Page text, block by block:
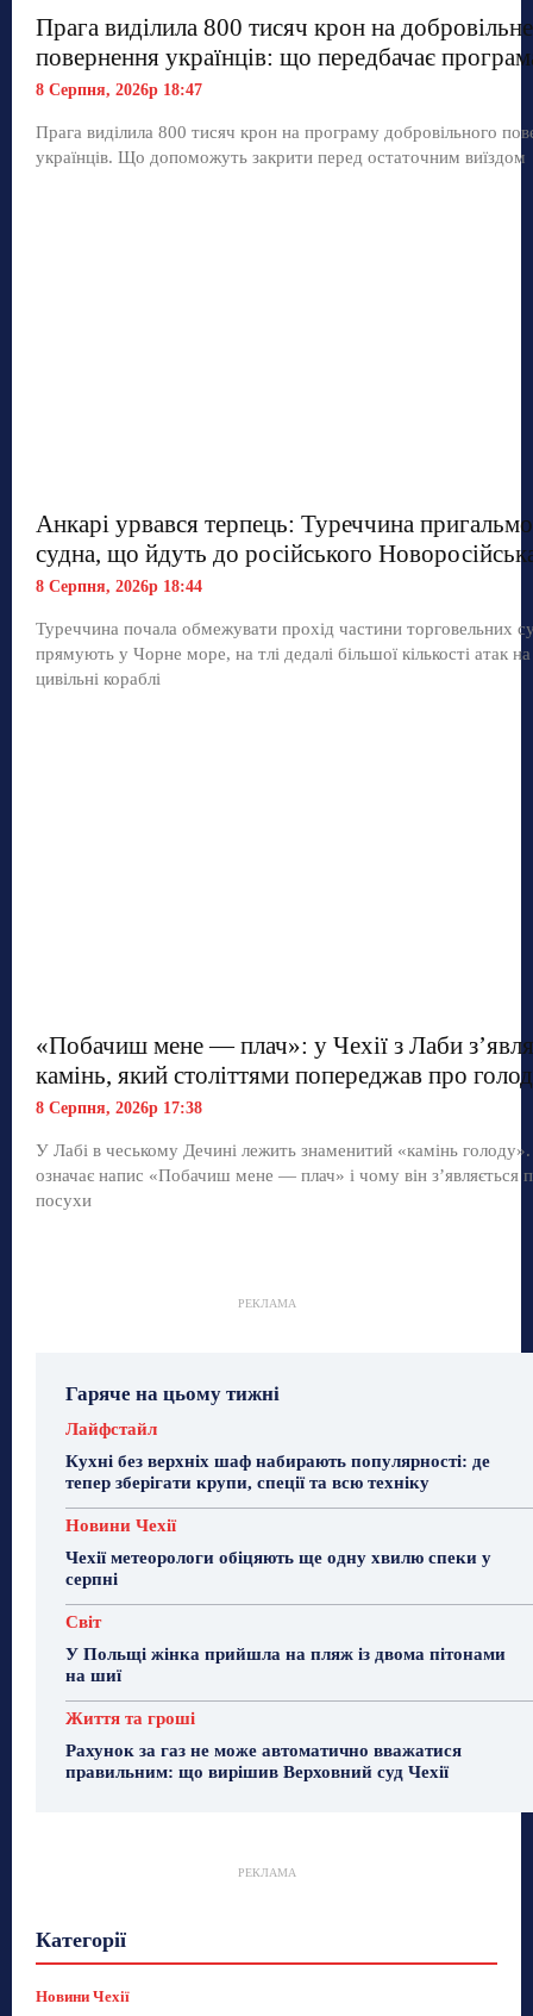
Прага виділила 800 тисяч крон на добровільне
повернення українців: що передбачає
8 Серпня, 2026р 18:47
Прага виділила 800 тисяч крон на програму добровільного
українців. Що допоможуть закрити перед остаточним виїздом
Анкарі урвався терпець: Туреччина
судна, що йдуть до російського
8 Серпня, 2026р 18:44
Туреччина почала обмежувати прохід частини торговельних
прямують у Чорне море, на тлі дедалі більшої кількості атак на
цивільні кораблі
«Побачиш мене — плач»: у Чехії з Лаби
камінь, який століттями попереджав про голод
8 Серпня, 2026р 17:38
У Лабі в чеському Дечині лежить знаменитий «камінь
означає напис «Побачиш мене — плач» і чому він з’являється
посухи
РЕКЛАМА
Гаряче на цьому тижні
Лайфстайл
Кухні без верхніх шаф набирають популярності: де
тепер зберігати крупи, спеції та всю техніку
Новини Чехії
Чехії метеорологи обіцяють ще одну хвилю спеки у
серпні
Світ
У Польщі жінка прийшла на пляж із двома пітонами
на шиї
Життя та гроші
Рахунок за газ не може автоматично вважатися
правильним: що вирішив Верховний суд Чехії
РЕКЛАМА
Категорії
Новини Чехії
Новини Чехії